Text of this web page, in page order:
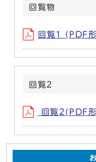
回覧物
回覧1 (PDF
回覧2
回覧2(PDF